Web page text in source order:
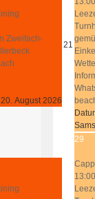
Zweifach-
August 2026
21
29